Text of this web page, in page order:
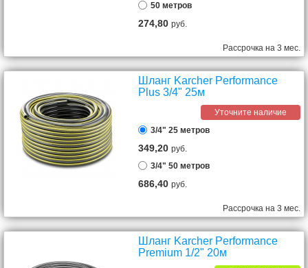
50 метров
274,80руб.
Рассрочка на 3 мес.
Шланг Karcher Performance
Plus 3/4" 25м
Уточните наличие
3/4" 25 метров
349,20руб.
3/4" 50 метров
686,40руб.
Рассрочка на 3 мес.
Шланг Karcher Performance
Premium 1/2" 20м